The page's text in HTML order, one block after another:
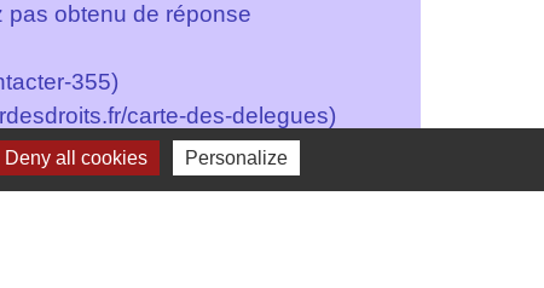
pas obtenu de réponse
355)
carte-des-delegues)
réponse 71120 75342 Paris
Deny all cookies Personalize